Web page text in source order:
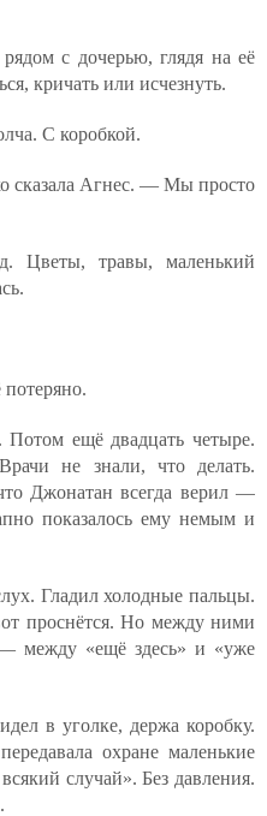
с дочерью, глядя на её
кричать или исчезнуть.
С коробкой.
Агнес. — Мы просто
Цветы, травы, маленький
потеряно.
Потом ещё двадцать четыре.
не знали, что делать.
Джонатан всегда верил —
показалось ему немым и
Гладил холодные пальцы.
проснётся. Но между ними
между «ещё здесь» и «уже
в уголке, держа коробку.
охране маленькие
случай». Без давления.